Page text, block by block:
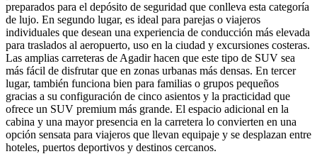
preparados para el depósito de seguridad que conlleva esta categoría
de lujo. En segundo lugar, es ideal para parejas o viajeros
individuales que desean una experiencia de conducción más elevada
para traslados al aeropuerto, uso en la ciudad y excursiones costeras.
Las amplias carreteras de Agadir hacen que este tipo de SUV sea
más fácil de disfrutar que en zonas urbanas más densas. En tercer
lugar, también funciona bien para familias o grupos pequeños
gracias a su configuración de cinco asientos y la practicidad que
ofrece un SUV premium más grande. El espacio adicional en la
cabina y una mayor presencia en la carretera lo convierten en una
opción sensata para viajeros que llevan equipaje y se desplazan entre
hoteles, puertos deportivos y destinos cercanos.